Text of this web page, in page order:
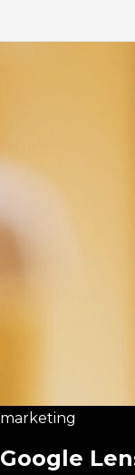
marketing
Google